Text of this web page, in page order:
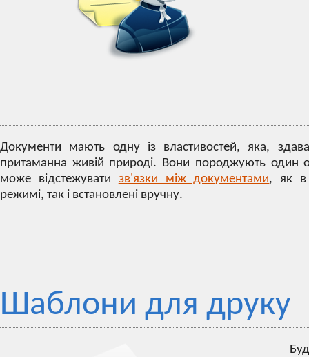
Документи мають одну із властивостей, яка,
притаманна живій природі. Вони породжують один
може відстежувати зв'язки між документами, як в
режимі, так і встановлені вручну.
Шаблони для друку